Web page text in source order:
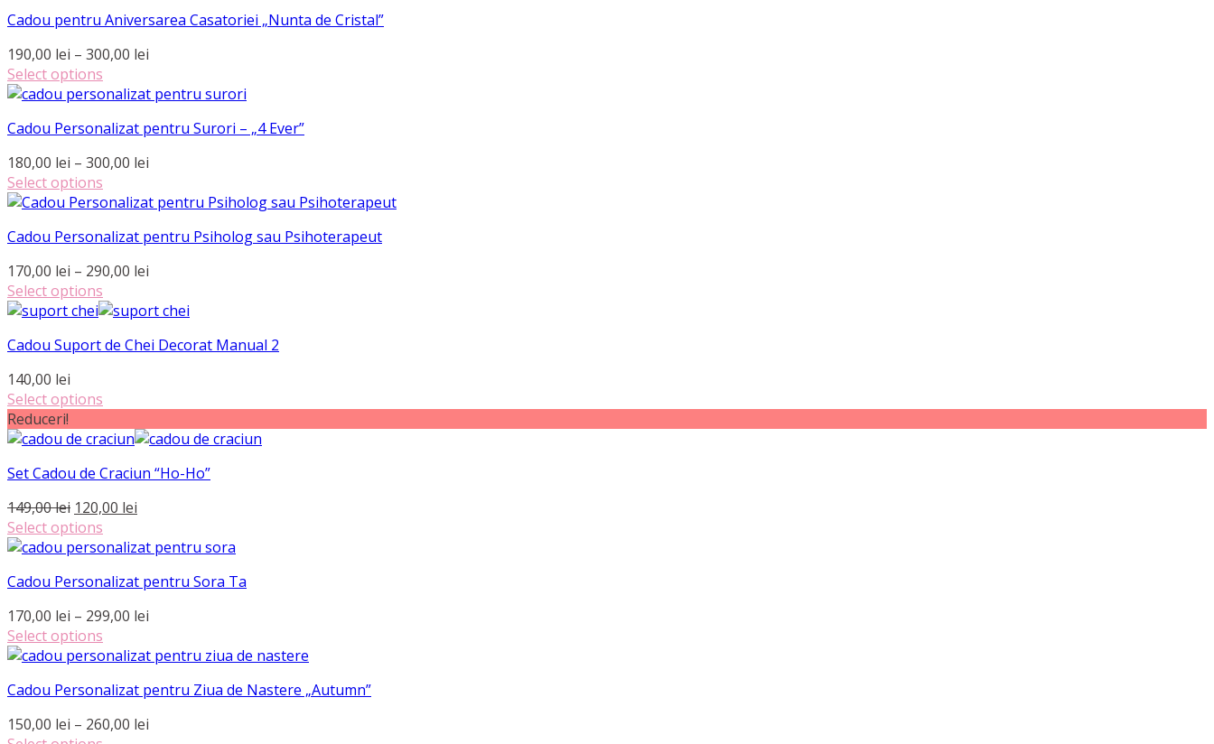
Cadou pentru Aniversarea Casatoriei „Nunta de Cristal”
190,00 lei – 300,00 lei
prețuri:
până
Select options
Acest
are
mai
multe
variații.
Opțiunile
pot
alese
în
pagina
Cadou Personalizat pentru Surori – „4 Ever”
180,00 lei – 300,00 lei
prețuri:
până
Select options
Acest
are
mai
multe
variații.
Opțiunile
pot
alese
în
pagina
produsului.
Cadou Personalizat pentru Psiholog sau Psihoterapeut
170,00 lei – 290,00 lei
prețuri:
până
Select options
Acest
are
mai
multe
variații.
Opțiunile
pot
fi
în
pagina
produsului.
Cadou Suport de Chei Decorat Manual 2
140,00 lei
Select options
Reduceri!
Set Cadou de Craciun “Ho-Ho”
149,00lei Prețul
inițial
a
149,00 lei.
120,00 lei
este:
Select options
Cadou Personalizat pentru Sora Ta
170,00 lei – 299,00 lei
prețuri:
până
Select options
Acest
are
mai
multe
Cadou Personalizat pentru Ziua de Nastere „Autumn”
150,00 lei – 260,00 lei